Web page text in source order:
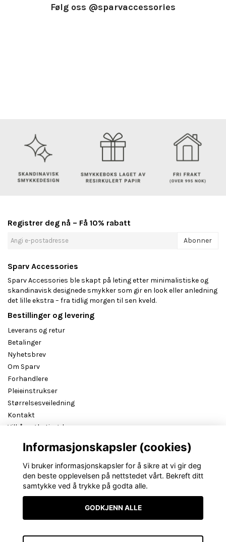
Følg oss @sparvaccessories
Registrer deg nå – Få 10% rabatt
Abonner
Sparv Accessories
Sparv Accessories ble skapt på leting etter minimalistiske og
skandinavisk designede smykker som gir en look eller anledning
det lille ekstra – fra tidlig morgen til sen kveld.
Bestillinger og levering
Leverans og retur
Betalinger
Nyhetsbrev
Om Sparv
Forhandlere
Pleieinstrukser
Størrelsesveiledning
Kontakt
Vilkår og betingelser
Informasjonskapsler (cookies)
Vi bruker informasjonskapsler for å sikre at vi gir deg
den beste opplevelsen på nettstedet vårt. Bekreft ditt
samtykke ved å trykke på godta alle.
GODKJENN ALLE